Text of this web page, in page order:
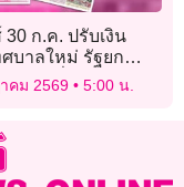
30 ก.ค. ปรับเงิน
ศบาลใหม่ รัฐยก
ปชน.” เชื่อมีสัญญาณ
คม 2569 5:00 น.